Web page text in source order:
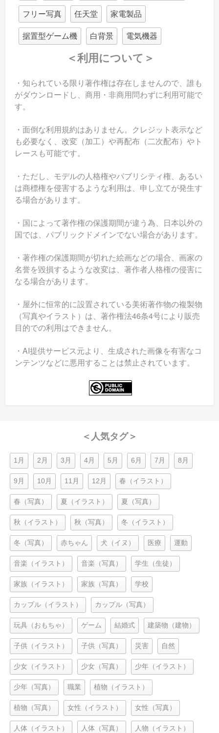
フリー写真 任天堂 家電製品
据置型ゲーム機 白背景 電気機器
＜利用について＞
・知られている限り著作権は存在しませんので、誰も
がダウンロードし、商用・非商用問わずに利用可能で
す。
・面倒な利用規約はありません。クレジット表示など
も必要なく、改変（加工）や再配布（二次配布）やト
レースも可能です。
・ただし、モデルの人格権やパブリシティ権、あるい
は商標権を侵害するような利用は、申し立てが発生す
る場合があります。
・国によって著作権の保護期間が違う為、日本以外の
国では、パブリックドメインでない場合があります。
・著作権の保護期間が切れた絵画などの場合、画家の
名誉を毀損するような改変は、著作者人格権の侵害に
なる場合があります。
・屋外に恒常的に設置されている美術著作物の複製物
（写真やイラスト）は、著作権法46条4号により販売
目的での利用はできません。
・AI提供サービス元より、生成された画像を有害なコ
ンテンツなどに悪用することは禁止されています。
＜人気タグ＞
1月 2月 3月 4月 5月 6月 7月 8月
9月 10月 11月 12月 春（イラスト）
春（写真） 夏（イラスト） 夏（写真）
秋（イラスト） 秋（写真） 冬（イラスト）
冬（写真） 赤ちゃん 犬（イヌ） 医療 運動
音楽（イラスト） 音楽（写真） 学生（生徒）
家族（イラスト） 家族（写真） 学校
カップル（イラスト） カップル（写真）
玩具（おもちゃ） ゲーム 結婚式 建築物（建物）
子供（イラスト） 子供（写真） 災害 自然
少女（イラスト） 少女（写真） 少年（イラスト）
少年（写真） 職業 植物（イラスト）
植物（写真） 女性（イラスト） 女性（写真）
人体（イラスト） 人体（写真） 人物（イラスト）